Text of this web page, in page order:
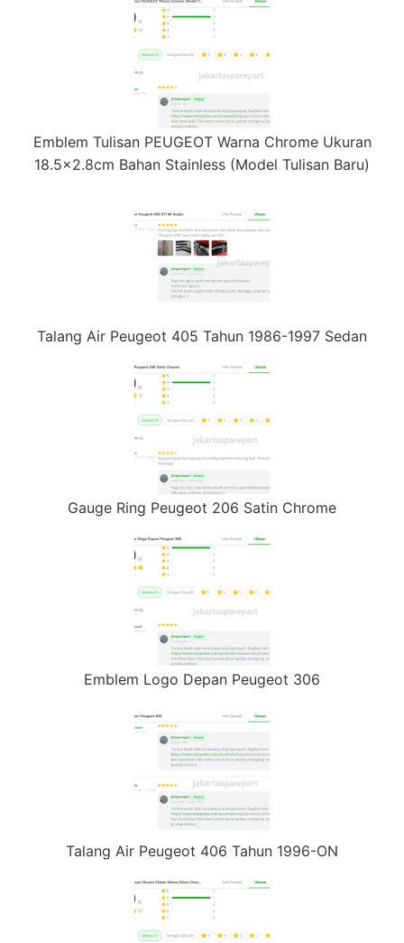
Emblem Tulisan PEUGEOT Warna Chrome Ukuran
18.5×2.8cm Bahan Stainless (Model Tulisan Baru)
Talang Air Peugeot 405 Tahun 1986-1997 Sedan
Gauge Ring Peugeot 206 Satin Chrome
Emblem Logo Depan Peugeot 306
Talang Air Peugeot 406 Tahun 1996-ON